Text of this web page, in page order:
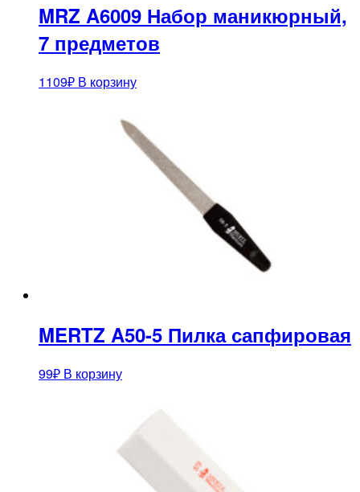
MRZ A6009 Набор маникюрный,
7 предметов
1109₽ В корзину
MERTZ A50-5 Пилка сапфировая
99₽ В корзину